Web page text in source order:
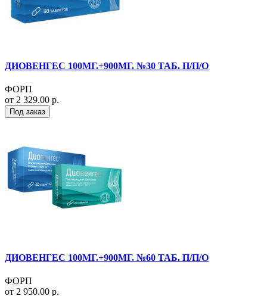
ДИОВЕНГЕС 100МГ.+900МГ. №30 ТАБ. П/П/О
ФОРП
от 2 329.00 р.
Под заказ
ДИОВЕНГЕС 100МГ.+900МГ. №60 ТАБ. П/П/О
ФОРП
от 2 950.00 р.